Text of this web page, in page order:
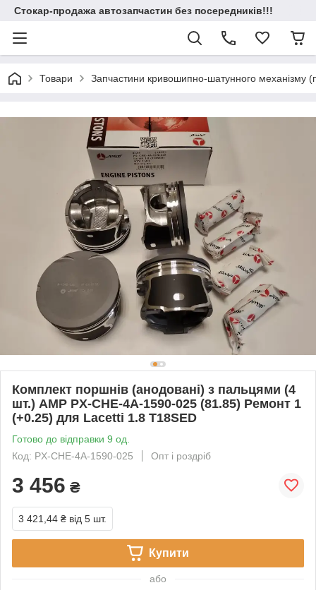
Стокар-продажа автозапчастин без посередників!!!
Товари Запчастини кривошипно-шатунного механізму
Комплект поршнів (анодовані) з пальцями (4
шт.) AMP PX-CHE-4A-1590-025 (81.85) Ремонт 1
(+0.25) для Lacetti 1.8 T18SED
Готово до відправки 9 од.
Код: PX-CHE-4A-1590-025
Опт і роздріб
3 456 ₴
3 421,44 ₴ від 5 шт.
Купити
або